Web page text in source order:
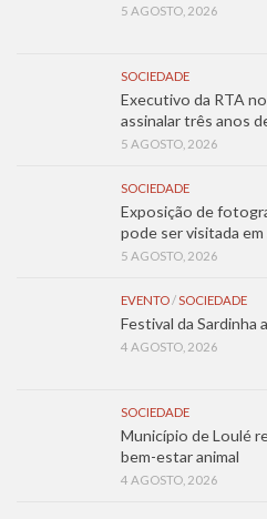
5 AGOSTO, 2026
SOCIEDADE
Executivo da RTA
assinalar três anos
5 AGOSTO, 2026
SOCIEDADE
Exposição de
pode ser visitada
5 AGOSTO, 2026
EVENTO/SOCIEDADE
Festival da Sardinha
4 AGOSTO, 2026
SOCIEDADE
Município de Loulé
bem-estar animal
4 AGOSTO, 2026